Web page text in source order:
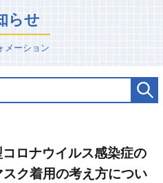
らせ
メーション
ロナウイルス感染症の
ク着用の考え方につい